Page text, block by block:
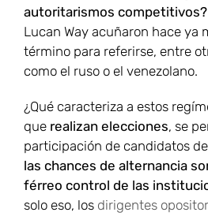
autoritarismos competitivos?
Lucan Way acuñaron hace ya
término para referirse, entre
como el ruso o el venezolano.
¿Qué caracteriza a estos
que realizan elecciones, se
participación de candidatos
las chances de alternancia
férreo control de las
solo eso, los dirigentes